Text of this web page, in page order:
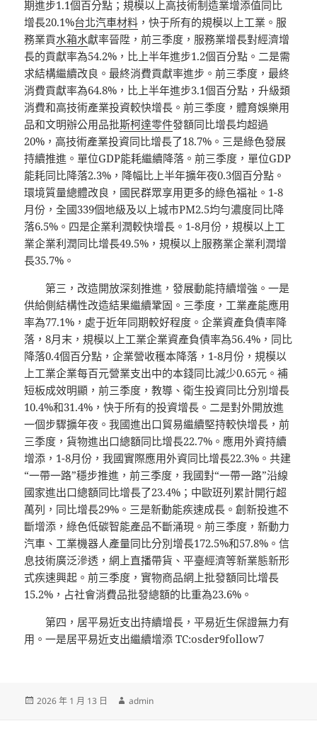
期進步1.1個百分點；規模以上高技術制造業增添值同比
增長20.1%台北汽車材料 ，快于所有的規模以上工業。服
務業貢水箱水獻率晉陞，前三季度，服務業增長對經濟增
長的貢獻率為54.2%，比上半年進步1.2個百分點。二是需
求結構繼續改良。最終消費貢獻率進步。前三季度，最終
消費貢獻率為64.8%，比上半年進步3.1個百分點，升級類
消費和高技術產業投資較快增長。前三季度，體育娛樂用
品和文明辦公用品批斯柯達零件發額同比增長均超過
20%，高技術產業投資同比增長了18.7%。三是綠色發展
持續推進。單位GDP能耗繼續降落。前三季度，單位GDP
能耗同比降落2.3%，降幅比上半年擴年夜0.3個百分點。
環境質量總體改良，國民群眾享用更多的綠色福祉。1-8
月份，全國339個地級及以上城市PM2.5均勻濃度同比降
落6.5%。四是企業利潤較快增長。1-8月份，規模以上工
業企業利潤同比增長49.5%，規模以上服務業企業利潤增
長35.7%。
第三，改造開放深刻推進，發展動能持續增強。一是
供給側結構性改造結果繼續鞏固。三季度，工業產能應用
率為77.1%，處于近年同期較好程度。企業資產負債率降
落，8月末，規模以上工業企業資產負債率為56.4%，同比
降落0.4個百分點，企業營收穫本降落，1-8月份，規模以
上工業企業每百元營業支出中的本錢同比減少0.65元。補
短板成效明顯，前三季度，教導、衛生投資同比分別增長
10.4%和31.4%，快于所有的投資增長。二是對外開放進
一個步驟擴年夜。我國進出口貿易繼續堅持較快增長，前
三季度，貨物進出口總額同比增長22.7%。應用外資持續
增添，1-8月份，我國實際應用外資同比增長22.3%。共建
“一帶一路”穩步推進，前三季度，我國對“一帶一路”沿線
國家進出口總額同比增長了23.4%；中歐班列累計開行超
萬列，同比增長29%。三是新動能疾速成長。創新投進不
斷增添，綠色低碳智能產品不斷涌現。前三季度，新動力
汽車、工業機器人產量同比分別增長172.5%和57.8%。信
息技術廣泛滲透，網上直播帶貨、平臺經濟等新業態新形
式疾速興起。前三季度，實物商品網上批發額同比增長
15.2%，占社會消費品批發總額的比重為23.6%。
第四，居平易近支出持續增長，平易近生保證無力有
用。一是居平易近支出繼續增添 TC:osder9follow7
發
2026 年 1 月 13 日
作
admin